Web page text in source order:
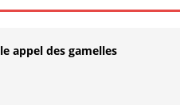
appel des gamelles